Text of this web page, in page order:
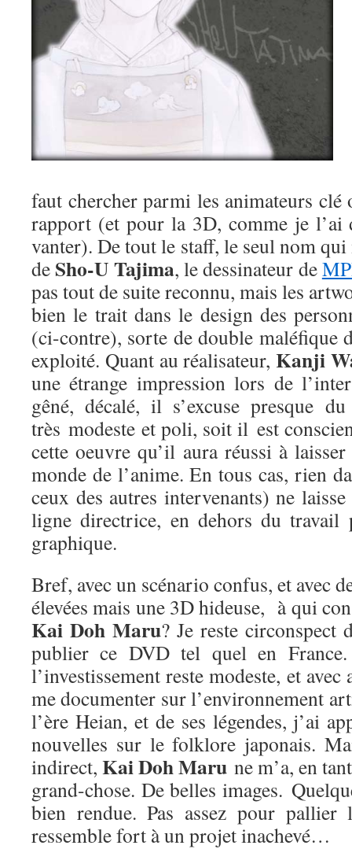
faut chercher parmi les animateurs
rapport (et pour la 3D, comme je l’ai
vanter). De tout le staff, le seul nom
de Sho-U Tajima, le dessinateur de
pas tout de suite reconnu, mais les
bien le trait dans le design des
(ci-contre), sorte de double maléfique
exploité. Quant au réalisateur, Kanji
une étrange impression lors de
gêné, décalé, il s’excuse presque
très modeste et poli, soit il est
cette oeuvre qu’il aura réussi à
monde de l’anime. En tous cas, rien
ceux des autres intervenants) ne
ligne directrice, en dehors du travail
graphique.
Bref, avec un scénario confus, et avec
élevées mais une 3D hideuse, à qui
Kai Doh Maru? Je reste circonspect
publier ce DVD tel quel en France.
l’investissement reste modeste, et
me documenter sur l’environnement
l’ère Heian, et de ses légendes, j’ai
nouvelles sur le folklore japonais.
indirect, Kai Doh Maru ne m’a, en
grand-chose. De belles images.
bien rendue. Pas assez pour
ressemble fort à un projet inachevé…